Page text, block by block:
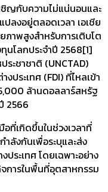
ชิญกับความไม่แน่นอนและ
ลงอยู่ตลอดเวลา เอเชีย
ภาพสูงสำหรับการเติบโต
นโลกประจำปี 2568[1]
ะชาชาติ (UNCTAD)
ประเทศ (FDI) ที่ไหลเข้า
ล้านดอลลาร์สหรัฐ
2566
ที่เกิดขึ้นในช่วงเวลาที่
ลังกันเพื่อระบุและส่ง
ระเทศ โดยเฉพาะอย่าง
การในพื้นที่อุตสาหกรรม